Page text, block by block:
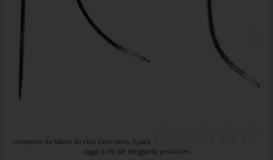
Omdömen för Nålkit för Hair Extensions, 3-pack
Logga in för att betygsätta produkten